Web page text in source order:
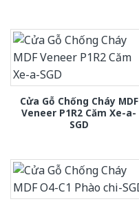
Cửa Gỗ Chống Cháy MDF
Veneer P1R2 Căm Xe-a-
SGD